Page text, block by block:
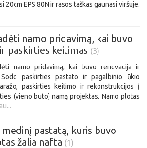
20cm EPS 80N ir rasos taškas gaunasi viršuje.
namo pridavimą, kai buvo
paskirties keitimas (3)
namo pridavimą, kai buvo renovacija ir
paskirties pastato ir pagalbinio ūkio
paskirties keitimo ir rekonstrukcijos į
(vieno buto) namą projektas. Namo plotas
medinį pastatą, kuris buvo
žalia nafta (1)